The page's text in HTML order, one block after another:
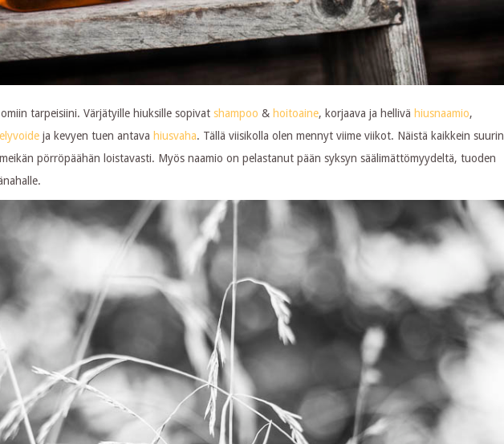
tarpeisiini. Värjätyille hiuksille sopivatshampoo & hoitoaine, korjaava ja hellivä hiusnaamio,
ja kevyen tuen antava hiusvaha. Tällä viisikolla olen mennyt viime viikot. Näistä kaikkein suurin
pörröpäähän loistavasti. Myös naamio on pelastanut pään syksyn säälimättömyydeltä, tuoden